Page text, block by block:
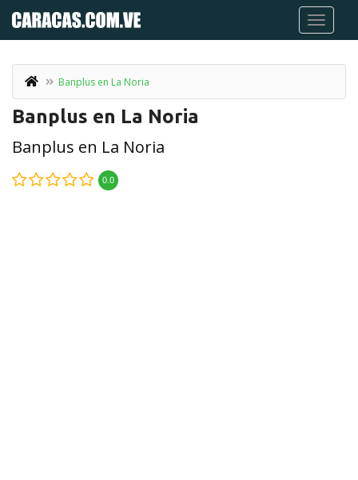
Banplus en La Noria
Banplus en La Noria
Banplus en La Noria
0.0